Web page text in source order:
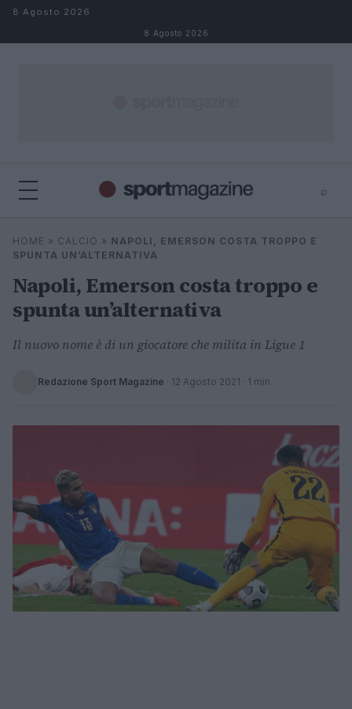
Salta al contenuto
8 Agosto 2026
8 Agosto 2026
⌕
Cerca
⌕
HOME » CALCIO » NAPOLI, EMERSON COSTA TROPPO E
SPUNTA UN’ALTERNATIVA
Napoli, Emerson costa troppo e
spunta un’alternativa
Il nuovo nome è di un giocatore che milita in Ligue 1
Redazione Sport Magazine · 12 Agosto 2021 · 1 min